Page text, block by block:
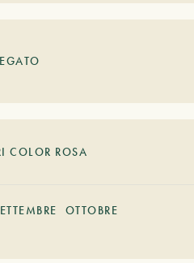
COLOR ROSA
OTTOBRE